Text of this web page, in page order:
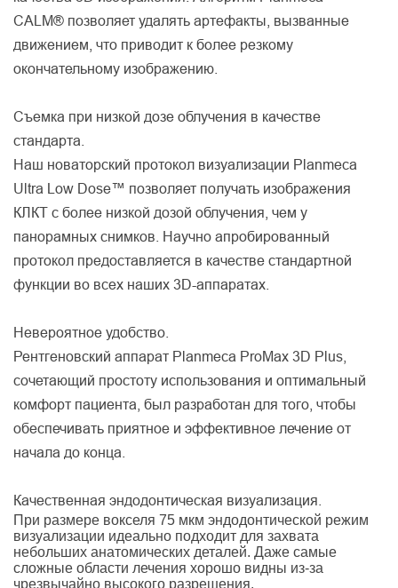
CALM® позволяет удалять артефакты, вызванные
движением, что приводит к более резкому
окончательному изображению.
Съемка при низкой дозе облучения в качестве
стандарта.
Наш новаторский протокол визуализации Planmeca
Ultra Low Dose™ позволяет получать изображения
КЛКТ с более низкой дозой облучения, чем у
панорамных снимков. Научно апробированный
протокол предоставляется в качестве стандартной
функции во всех наших 3D-аппаратах.
Невероятное удобство.
Рентгеновский аппарат Planmeca ProMax 3D Plus,
сочетающий простоту использования и оптимальный
комфорт пациента, был разработан для того, чтобы
обеспечивать приятное и эффективное лечение от
начала до конца.
Качественная эндодонтическая визуализация.
При размере вокселя 75 мкм эндодонтической режим
визуализации идеально подходит для захвата
небольших анатомических деталей. Даже самые
сложные области лечения хорошо видны из-за
чрезвычайно высокого разрешения.